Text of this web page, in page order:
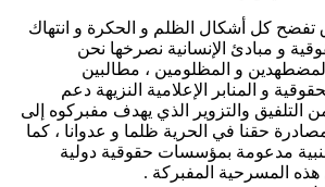
تفضح كل أشكال الظلم و الحكرة و انتهاك
و مبادئ الإنسانية نصرخها نحن
المضطهدين و المظلومين ، مطالبين
و المنابر الإعلامية النزيهة دعم
التلفيق والتزوير الذي يهدف مفبركوه إلى
حقنا في الحرية ظلما و عدوانا ، كما
مدعومة بمؤسسات حقوقية دولية
المسرحية المفبركة .